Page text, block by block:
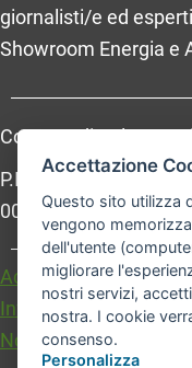
giornalisti/e ed
Showroom Energia e
Comune di Bologna,
P.Iva: 01232710374 -
000020067156
Accessibilità
Carta
Informativa sul
Note legali
Accettazione
Questo sito utilizza
vengono
dell'utente
migliorare
nostri servizi,
nostra. I cookie
consenso.
Personalizza